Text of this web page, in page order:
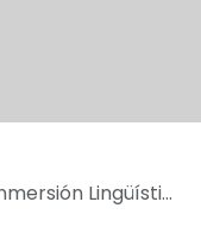
Lingüística